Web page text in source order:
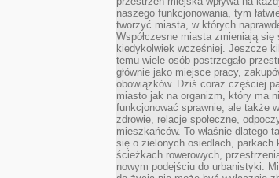
naszego funkcjonowania, tym
tworzyć miasta, w których
Współczesne miasta zmieniają się
kiedykolwiek wcześniej. Jeszcze
temu wiele osób postrzegało
głównie jako miejsce pracy,
obowiązków. Dziś coraz częściej
miasto jak na organizm, który ma
funkcjonować sprawnie, ale także
zdrowie, relacje społeczne,
mieszkańców. To właśnie dlatego
się o zielonych osiedlach, parkach
ścieżkach rowerowych,
nowym podejściu do urbanistyki.